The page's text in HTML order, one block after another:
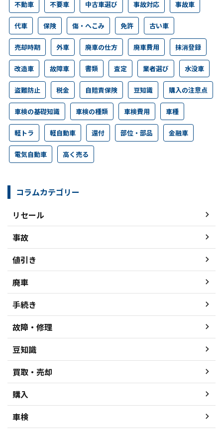
不動車 不要車 中古車選び 事故対応 事故車
代車 保険 傷・へこみ 免許 古い車
売却時期 外車 廃車の仕方 廃車費用 抹消登録
改造車 故障車 書類 査定 業者選び 水没車
盗難防止 税金 自賠責保険 豆知識 購入の注意点
車検の基礎知識 車検の種類 車検費用 車種
軽トラ 軽自動車 還付 部位・部品 金融車
電気自動車 高く売る
コラムカテゴリー
リセール
事故
値引き
廃車
手続き
故障・修理
豆知識
買取・売却
購入
車検